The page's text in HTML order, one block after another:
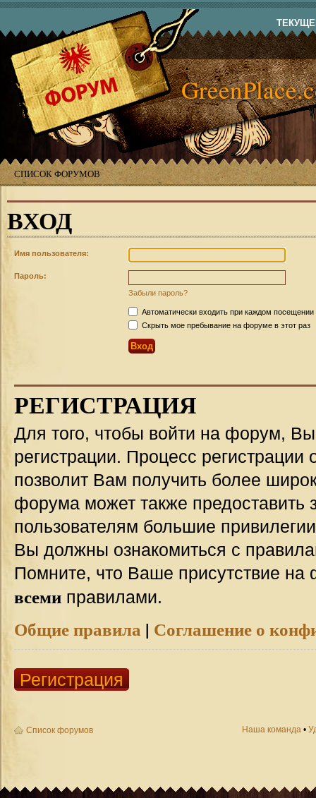
СПИСОК ФОРУМОВ
ВХОД
Имя пользователя:
Пароль:
Забыли пароль?
Автоматически входить при каждом посещении
Скрыть мое пребывание на форуме в этот раз
РЕГИСТРАЦИЯ
Для того, чтобы войти на форум,
регистрации. Процесс регистрации
позволит Вам получить более
форума может также предоставить
пользователям большие
Вы должны ознакомиться с
Помните, что Ваше присутствие на
всеми правилами.
Общие правила | Соглашение о
Регистрация
Список форумов Наша команда •